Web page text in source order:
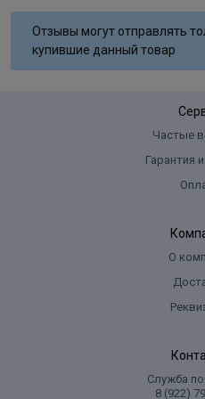
Hydroxide, Sodium Laureth
Sulfate, Ammoniumsulfate,
Chloro-4-Nitrophenol, m-
Отзывы могут отправлять
купившие данный товар
Частые
Гарантия
О
Служба
8 (922)